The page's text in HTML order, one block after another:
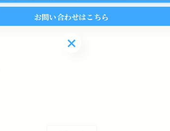
お問い合わせはこちら
お問い合わせはこちら